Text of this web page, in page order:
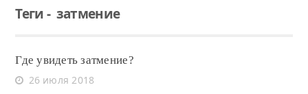
Теги-затмение
Где увидеть затмение?
26 июля 2018